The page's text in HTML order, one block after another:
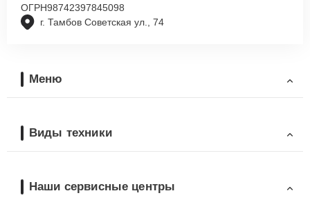
г. Тамбов Советская ул., 74
ОГРН98742397845098
Меню
Виды техники
Наши сервисные центры